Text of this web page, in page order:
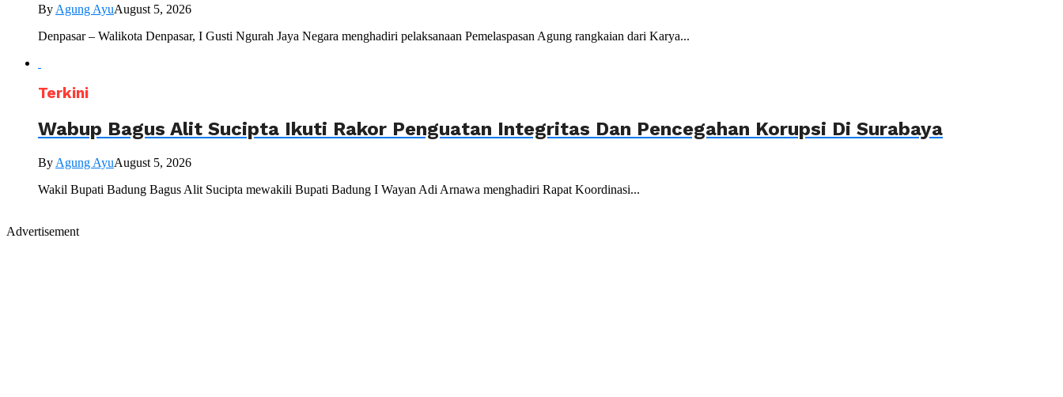
By Agung AyuAugust 5, 2026
Denpasar – Walikota Denpasar, I Gusti Ngurah Jaya Negara menghadiri pelaksanaan Pemelaspasan Agung rangkaian dari Karya...
Terkini
Wabup Bagus Alit Sucipta Ikuti Rakor Penguatan Integritas Dan Pencegahan Korupsi Di Surabaya
By Agung AyuAugust 5, 2026
Wakil Bupati Badung Bagus Alit Sucipta mewakili Bupati Badung I Wayan Adi Arnawa menghadiri Rapat Koordinasi...
Advertisement